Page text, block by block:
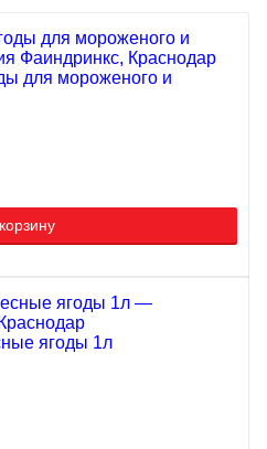
для мороженого и
ягоды 1л